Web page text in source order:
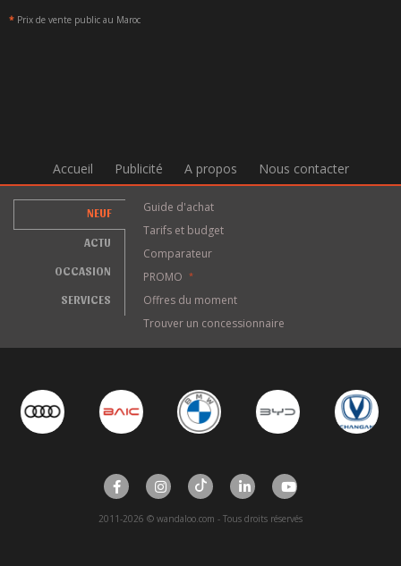
* Prix de vente public au Maroc
Accueil Publicité A propos Nous contacter
NEUF
ACTU
OCCASION
SERVICES
Guide d'achat
Tarifs et budget
Comparateur
PROMO
*
Offres du moment
Trouver un concessionnaire
2011-2026 © wandaloo.com - Tous droits réservés